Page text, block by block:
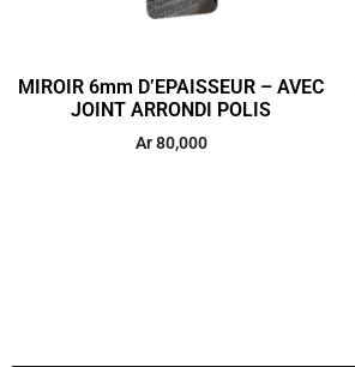
MIROIR 6mm D’EPAISSEUR – AVEC
JOINT ARRONDI POLIS
Ar80,000